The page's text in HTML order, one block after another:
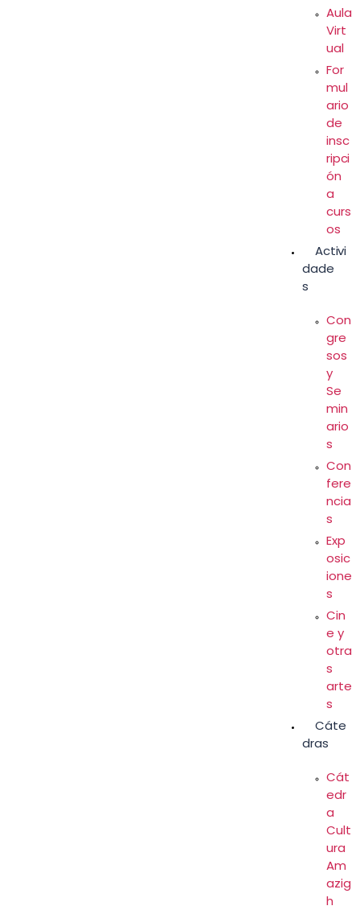
Aula
Virt
ual
For
mul
ario
de
insc
ripci
ón
a
curs
os
Activi
dade
s
Con
gre
sos
y
Se
min
ario
s
Con
fere
ncia
s
Exp
osic
ione
s
Cin
e y
otra
s
arte
s
Cáte
dras
Cát
edr
a
Cult
ura
Am
azig
h